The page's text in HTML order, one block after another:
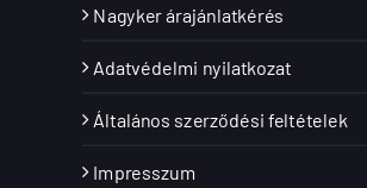
Nagyker árajánlatkérés
Adatvédelmi nyilatkozat
Általános szerződési feltételek
Impresszum